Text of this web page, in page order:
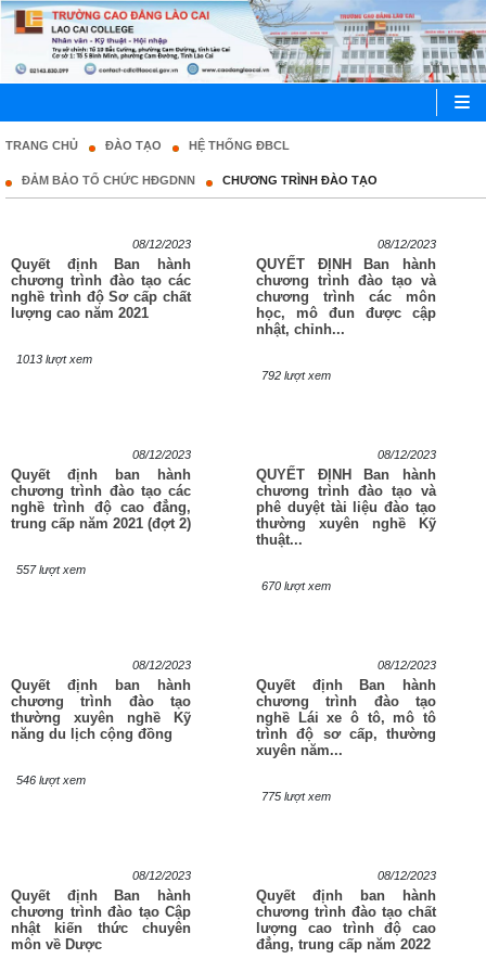
TRANG CHỦ ĐÀO TẠO HỆ THỐNG ĐBCL
ĐẢM BẢO TỔ CHỨC HĐGDNN CHƯƠNG TRÌNH ĐÀO TẠO
08/12/2023
Quyết định Ban hành
chương trình đào tạo các
nghề trình độ Sơ cấp chất
lượng cao năm 2021
1013 lượt xem
08/12/2023
QUYẾT ĐỊNH Ban hành
chương trình đào tạo và
chương trình các môn
học, mô đun được cập
nhật, chỉnh...
792 lượt xem
08/12/2023
Quyết định ban hành
chương trình đào tạo các
nghề trình độ cao đẳng,
trung cấp năm 2021 (đợt 2)
557 lượt xem
08/12/2023
QUYẾT ĐỊNH Ban hành
chương trình đào tạo và
phê duyệt tài liệu đào tạo
thường xuyên nghề Kỹ
thuật...
670 lượt xem
08/12/2023
Quyết định ban hành
chương trình đào tạo
thường xuyên nghề Kỹ
năng du lịch cộng đồng
546 lượt xem
08/12/2023
Quyết định Ban hành
chương trình đào tạo
nghề Lái xe ô tô, mô tô
trình độ sơ cấp, thường
xuyên năm...
775 lượt xem
08/12/2023
Quyết định Ban hành
chương trình đào tạo Cập
nhật kiến thức chuyên
môn về Dược
08/12/2023
Quyết định ban hành
chương trình đào tạo chất
lượng cao trình độ cao
đẳng, trung cấp năm 2022